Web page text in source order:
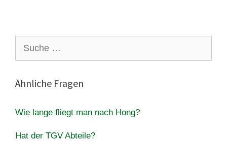
nach:
Ähnliche Fragen
Wie lange fliegt man nach Hong?
Hat der TGV Abteile?